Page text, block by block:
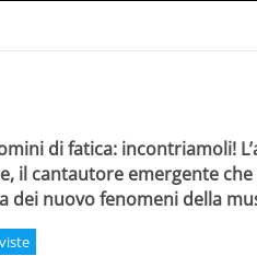
di fatica: incontriamoli!
il cantautore emergente
dei nuovo fenomeni della